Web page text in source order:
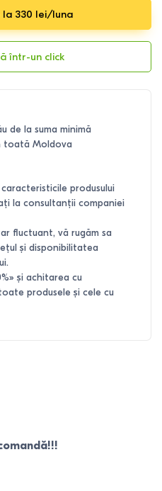
330 lei/luna
într-un click
de la suma minimă
toată Moldova
produsului
la consultanții companiei
fluctuant, vă rugăm sa
și disponibilitatea
și achitarea cu
produsele și cele cu